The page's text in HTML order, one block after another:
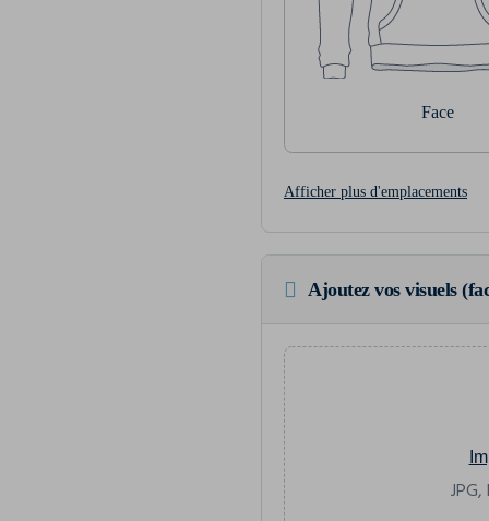
Face
Afficher plus d'emplacements
Ajoutez vos visuels